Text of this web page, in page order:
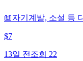
📖자기계발, 소설 등
$7
13일 전 조회 22